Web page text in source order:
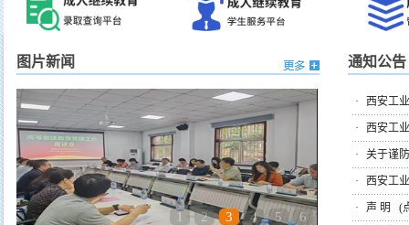
通知公告 岗位职责 教学管理
图片新闻
1 2 3 4 5 6
通知公告
· 西安工
· 西安工
· 关于谨
· 西安工
· 声 明 (